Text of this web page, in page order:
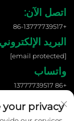
اتصل الآن:
+86-13777739517
البريد
[email protected]
واتساب
+86 13777739517
your privacy